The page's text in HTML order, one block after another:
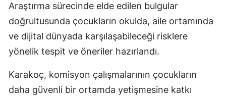
Araştırma sürecinde elde edilen bulgular
doğrultusunda çocukların okulda, aile ortamında
ve dijital dünyada karşılaşabileceği risklere
yönelik tespit ve öneriler hazırlandı.
Karakoç, komisyon çalışmalarının çocukların
daha güvenli bir ortamda yetişmesine katkı